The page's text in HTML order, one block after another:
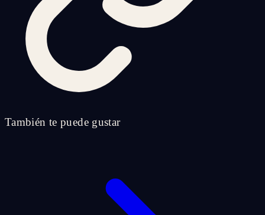
También te puede gustar